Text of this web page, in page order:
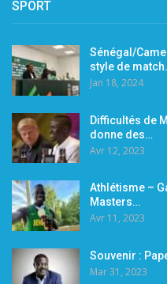
SPORT
Sénégal/
style de
Jan 18, 2024
Difficultés de
donne des…
Avr 12, 2023
Athlétisme –
Masters…
Avr 11, 2023
Souvenir :
Mar 31, 2023